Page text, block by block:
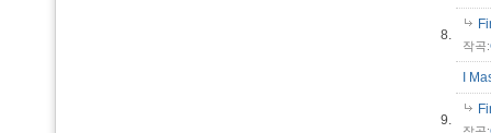
8.
작곡:
I
9.